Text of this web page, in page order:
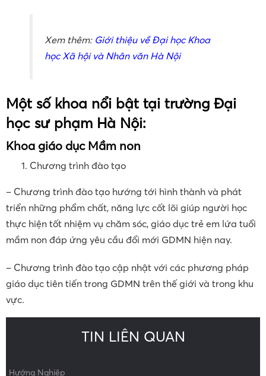
Xem thêm: Giới thiệu về Đại học Khoa
học Xã hội và Nhân văn Hà Nội
Một số khoa nổi bật tại trường Đại
học sư phạm Hà Nội:
Khoa giáo dục Mầm non
Chương trình đào tạo
– Chương trình đào tạo hướng tới hình thành và phát
triển những phẩm chất, năng lực cốt lõi giúp người học
thực hiện tốt nhiệm vụ chăm sóc, giáo dục trẻ em lứa tuổi
mầm non đáp ứng yêu cầu đổi mới GDMN hiện nay.
– Chương trình đào tạo cập nhật với các phương pháp
giáo dục tiên tiến trong GDMN trên thế giới và trong khu
vực.
TIN LIÊN QUAN